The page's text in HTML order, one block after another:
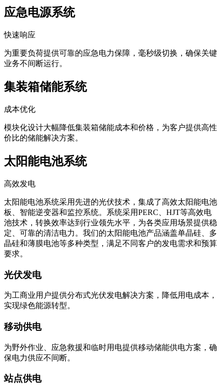
为重要负荷提供可靠的应急电力保障，毫秒级切换，确保关键
业务不间断运行。
模块化设计大幅降低集装箱储能成本和价格，为客户提供高性
价比的储能解决方案。
太阳能电池系统采用先进的光伏技术，集成了高效太阳能电池
板、智能逆变器和监控系统。系统采用PERC、HJT等高效电
池技术，转换效率达到行业领先水平，为各类应用场景提供稳
定、可靠的清洁电力。我们的太阳能电池产品涵盖单晶硅、多
晶硅和薄膜电池等多种类型，满足不同客户的发电需求和预算
要求。
为工商业用户提供分布式光伏发电解决方案，降低用电成本，
实现绿色能源转型。
为野外作业、应急救援和临时用电提供移动储能供电方案，确
保电力供应不间断。
为通信基站、数据中心等关键站点提供可靠电力保障，提高供